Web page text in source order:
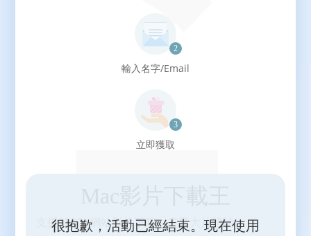
輸入名字/Email
立即獲取
很抱歉，活動已經結束。現在使用
支援1000+網站影片下載，盡享大片體驗。